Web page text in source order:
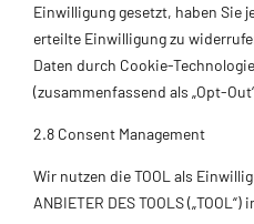
Einwilligung gesetzt, haben Sie
erteilte Einwilligung zu
Daten durch Cookie-
(zusammenfassend als „Opt-
2.8 Consent Management
Wir nutzen die TOOL als
ANBIETER DES TOOLS